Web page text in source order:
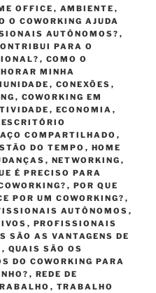
OFFICE , AMBIENTE ,
O COWORKING AJUDA
AUTÔNOMOS? ,
PARA O
, COMO O
MINHA
, CONEXÕES ,
, COWORKING EM
, ECONOMIA ,
ESCRITÓRIO
COMPARTILHADO ,
DO TEMPO , HOME
, NETWORKING ,
É PRECISO PARA
, POR QUE
POR UM COWORKING? ,
AUTÔNOMOS ,
, PROFISSIONAIS
SÃO AS VANTAGENS DE
, QUAIS SÃO OS
DO COWORKING PARA
, REDE DE
, TRABALHO